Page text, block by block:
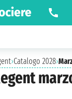
›Catalogo 2028›